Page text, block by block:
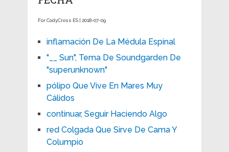
For CodyCross ES | 2018-07-09
inflamación De La Médula Espinal
"__ Sun", Tema De Soundgarden De
"superunknown"
pólipo Que Vive En Mares Muy
Cálidos
continuar, Seguir Haciendo Algo
red Colgada Que Sirve De Cama Y
Columpio